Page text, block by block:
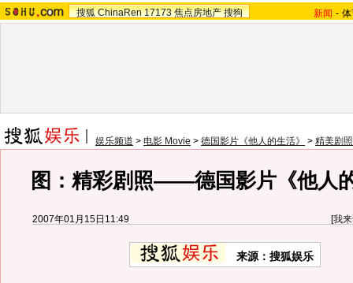
搜狐 ChinaRen 17173 焦点房地产 搜狗 新闻 -
娱乐频道 > 电影 Movie > 德国影片《他人的生活》 > 精美剧
图：精彩剧照——德国影片《他人
2007年01月15日11:49 [我
来源：搜狐娱乐